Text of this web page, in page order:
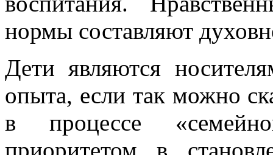
нормы составляют
Дети являются
опыта, если так можно
в процессе